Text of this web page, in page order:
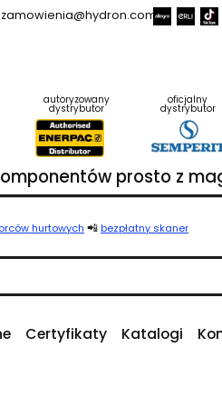
zamowienia@hydron.com.pl
autoryzowany
dystrybutor
oficjalny
dystrybutor
prosto z
hurtowych 📲 bezpłatny skaner
Certyfikaty Katalogi